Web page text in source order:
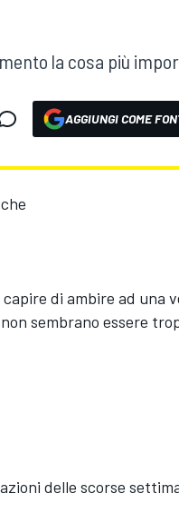
la cosa più
AGGIUNGI COME
di ambire ad una
sembrano essere
delle scorse